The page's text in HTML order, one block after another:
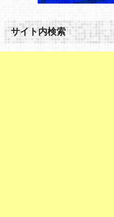
サイト内検索